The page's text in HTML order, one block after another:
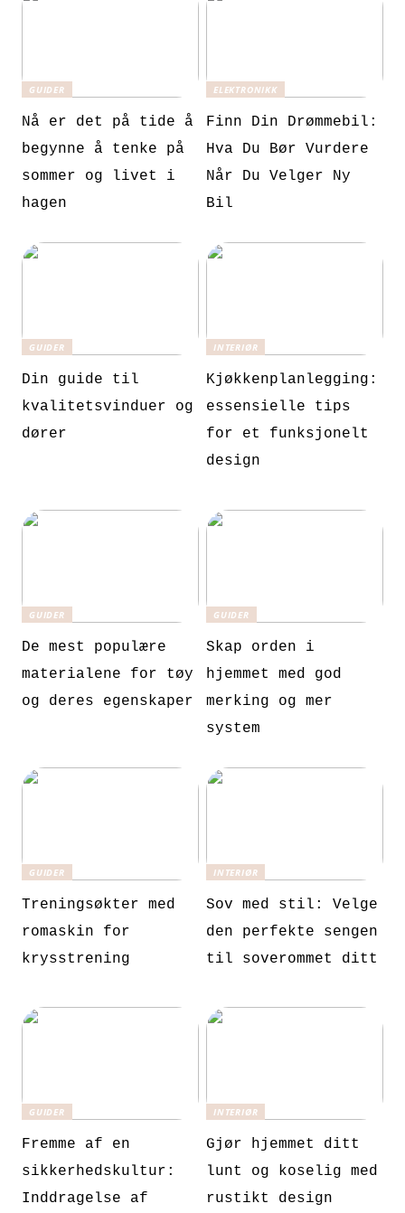
GUIDER
Nå er det på tide å
begynne å tenke på
sommer og livet i
hagen
ELEKTRONIKK
Finn Din Drømmebil:
Hva Du Bør Vurdere
Når Du Velger Ny
Bil
GUIDER
Din guide til
kvalitetsvinduer og
dører
INTERIØR
Kjøkkenplanlegging:
essensielle tips
for et funksjonelt
design
GUIDER
De mest populære
materialene for tøy
og deres egenskaper
GUIDER
Skap orden i
hjemmet med god
merking og mer
system
GUIDER
Treningsøkter med
romaskin for
krysstrening
INTERIØR
Sov med stil: Velge
den perfekte sengen
til soverommet ditt
GUIDER
Fremme af en
sikkerhedskultur:
Inddragelse af
INTERIØR
Gjør hjemmet ditt
lunt og koselig med
rustikt design